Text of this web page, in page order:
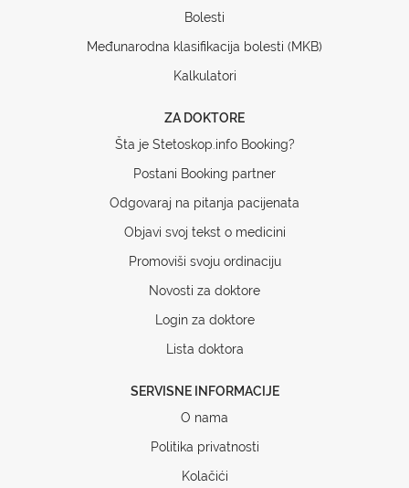
Bolesti
Međunarodna klasifikacija bolesti (MKB)
Kalkulatori
ZA DOKTORE
Šta je Stetoskop.info Booking?
Postani Booking partner
Odgovaraj na pitanja pacijenata
Objavi svoj tekst o medicini
Promoviši svoju ordinaciju
Novosti za doktore
Login za doktore
Lista doktora
SERVISNE INFORMACIJE
O nama
Politika privatnosti
Kolačići